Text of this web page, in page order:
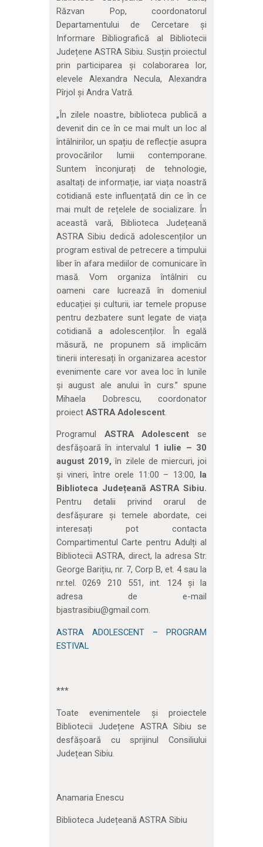
Răzvan Pop, coordonatorul
Departamentului de Cercetare și
Informare Bibliografică al Bibliotecii
Județene ASTRA Sibiu. Susțin proiectul
prin participarea și colaborarea lor,
elevele Alexandra Necula, Alexandra
Pîrjol și Andra Vatră.
„În zilele noastre, biblioteca publică a
devenit din ce în ce mai mult un loc al
întâlnirilor, un spațiu de reflecție asupra
provocărilor lumii contemporane.
Suntem înconjurați de tehnologie,
asaltați de informație, iar viața noastră
cotidiană este influențată din ce în ce
mai mult de rețelele de socializare. În
această vară, Biblioteca Județeană
ASTRA Sibiu dedică adolescenților un
program estival de petrecere a timpului
liber în afara mediilor de comunicare în
masă. Vom organiza întâlniri cu
oameni care lucrează în domeniul
educației și culturii, iar temele propuse
pentru dezbatere sunt legate de viața
cotidiană a adolescenților. În egală
măsură, ne propunem să implicăm
tinerii interesați în organizarea acestor
evenimente care vor avea loc în lunile
și august ale anului în curs.” spune
Mihaela Dobrescu, coordonator
proiect ASTRA Adolescent.
Programul ASTRA Adolescent se
desfășoară în intervalul
1 iulie – 30
august 2019,în zilele de miercuri, joi
și vineri, între orele 11:00 – 13:00, la
Biblioteca Județeană ASTRA Sibiu.
Pentru detalii privind orarul de
desfășurare și temele abordate, cei
interesați pot contacta
Compartimentul Carte pentru Adulți al
Bibliotecii ASTRA, direct, la adresa Str.
George Barițiu, nr. 7, Corp B, et. 4 sau la
nr.tel. 0269 210 551, int. 124 și la
adresa de e-mail
bjastrasibiu@gmail.com.
ASTRA ADOLESCENT – PROGRAM
ESTIVAL
***
Toate evenimentele și proiectele
Bibliotecii Județene ASTRA Sibiu se
desfășoară cu sprijinul Consiliului
Județean Sibiu.
Anamaria Enescu
Biblioteca Județeană ASTRA Sibiu